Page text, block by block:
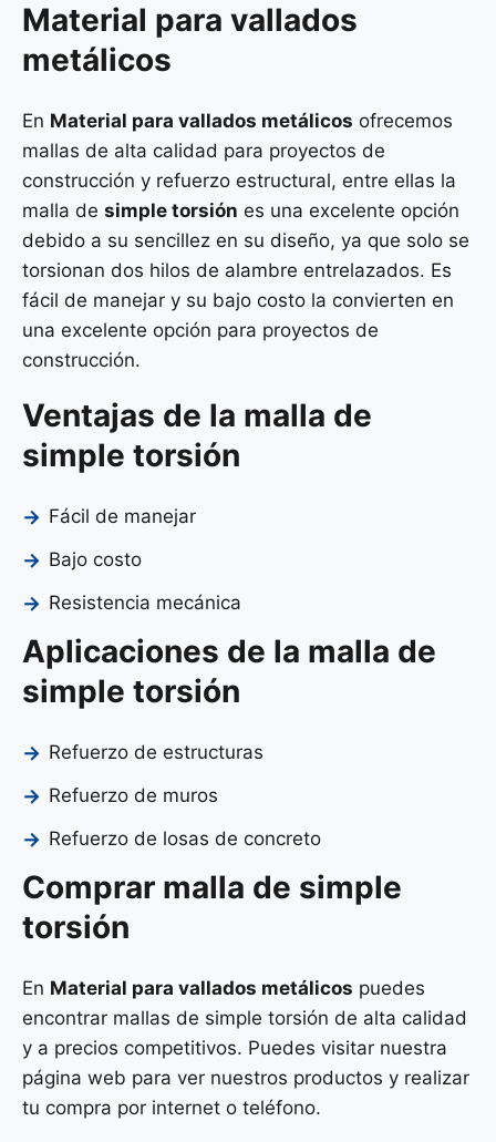
Material para vallados
metálicos
En Material para vallados metálicos ofrecemos
mallas de alta calidad para proyectos de
construcción y refuerzo estructural, entre ellas la
malla de simple torsión es una excelente opción
debido a su sencillez en su diseño, ya que solo se
torsionan dos hilos de alambre entrelazados. Es
fácil de manejar y su bajo costo la convierten en
una excelente opción para proyectos de
construcción.
Ventajas de la malla de
simple torsión
Fácil de manejar
Bajo costo
Resistencia mecánica
Aplicaciones de la malla de
simple torsión
Refuerzo de estructuras
Refuerzo de muros
Refuerzo de losas de concreto
Comprar malla de simple
torsión
En Material para vallados metálicos puedes
encontrar mallas de simple torsión de alta calidad
y a precios competitivos. Puedes visitar nuestra
página web para ver nuestros productos y realizar
tu compra por internet o teléfono.